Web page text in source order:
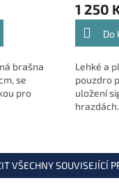
brašna
se
pro
1 250
Do
Lehké a
pouzdro
uložení
VŠECHNY SOUVISEJÍCÍ